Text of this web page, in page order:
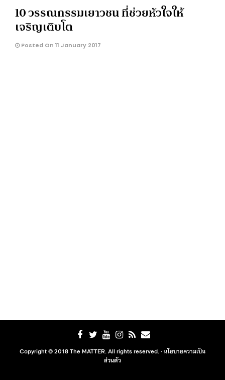
10 วรรณกรรมเยาวชน ที่ช่วยหัวใจให้
เจริญเติบโต
Posted On 11 January 2017
Copyright © 2018 The MATTER. All rights reserved. ·นโยบายความเป็น
ส่วนตัว